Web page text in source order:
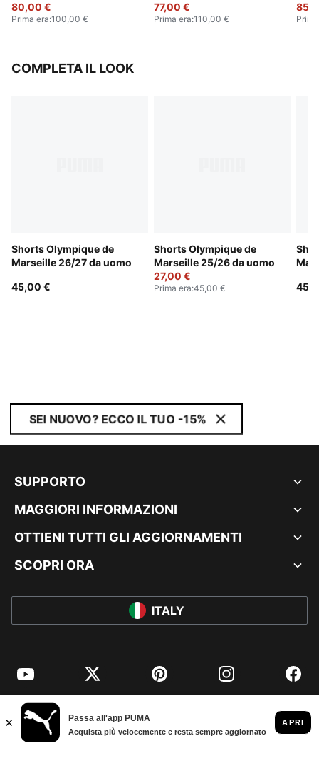
da uomo
80,00 €
Prima era:100,00 €
Olympique de Marseille
25/26 da uomo
77,00 €
Prima era:110,00 €
25/
COMPLETA IL LOOK
Shorts Olympique de
Marseille 26/27 da uomo
45,00 €
Shorts Olympique de
Marseille 25/26 da uomo
27,00 €
Prima era:45,00 €
SEI NUOVO? ECCO IL TUO -15%
SUPPORTO
MAGGIORI INFORMAZIONI
OTTIENI TUTTI GLI AGGIORNAMENTI
SCOPRI ORA
ITALY
YouTube Twitter Pinterest Instagram
© PUMA EUROPE GMBH, 2026. TUTTI I DIRITTI RISERVATI
DATI AZIENDALI E LEGALI